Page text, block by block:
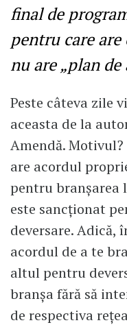
final de
pentru care
nu are „plan
Peste câteva zile
aceasta de la
Amendă.
are acordul
pentru branșarea
este sancționat
deversare. Adică,
acordul de a te
altul pentru
branșa fără să
de respectiva